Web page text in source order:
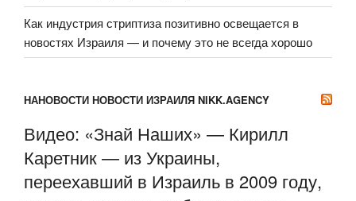
Как индустрия стриптиза позитивно освещается в
новостях Израиля — и почему это не всегда хорошо
НАНОВОСТИ НОВОСТИ ИЗРАИЛЯ NIKK.AGENCY
Видео: «Знай Наших» — Кирилл
Каретник — из Украины,
переехавший в Израиль в 2009 году,